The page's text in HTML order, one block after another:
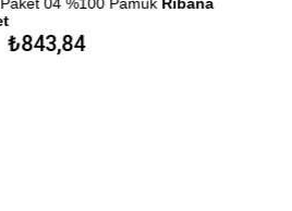
Testi Yapılmıştır.
₺843,84